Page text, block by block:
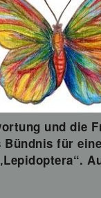
und die
Bündnis für